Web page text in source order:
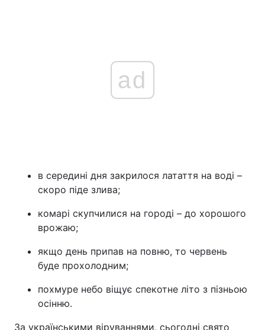
ad
в середині дня закрилося латаття на воді –
скоро піде злива;
комарі скупчилися на городі – до хорошого
врожаю;
якщо день припав на повню, то червень
буде прохолодним;
похмуре небо віщує спекотне літо з пізньою
осінню.
За українськими віруваннями, сьогодні свято